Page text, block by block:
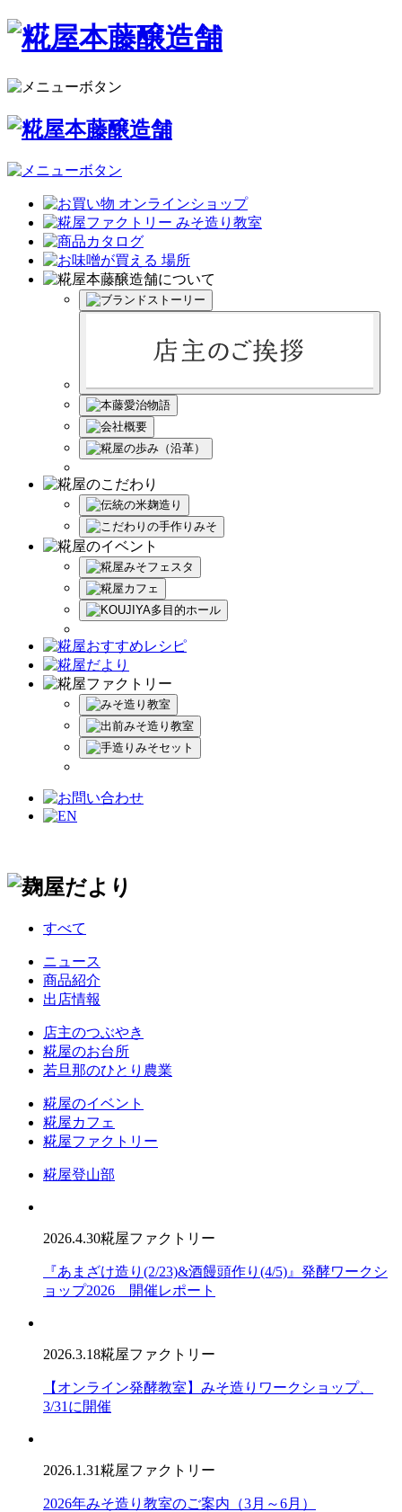
すべて
ニュース
商品紹介
出店情報
店主のつぶやき
糀屋のお台所
若旦那のひとり農業
糀屋のイベント
糀屋カフェ
糀屋ファクトリー
糀屋登山部
2026.4.30糀屋ファクトリー
『あまざけ造り(2/23)&酒饅頭作り(4/5)』発酵ワークシ
ョップ2026 開催レポート
2026.3.18糀屋ファクトリー
【オンライン発酵教室】みそ造りワークショップ、
3/31に開催
2026.1.31糀屋ファクトリー
2026年みそ造り教室のご案内（3月～6月）